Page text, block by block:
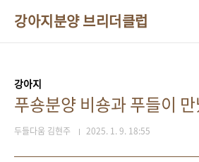
강아지분양 브리더클럽
강아지
푸숑분양 비숑과 푸들이
두들다움 김현주 2025. 1. 9. 18:55